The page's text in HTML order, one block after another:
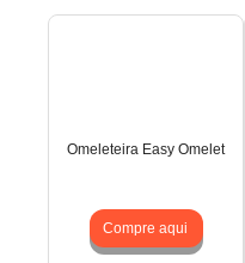
Omeleteira Easy Omelet
Compre aqui